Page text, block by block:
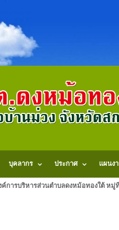
บุคลากร ประกาศ แผนง
ค์การบริหารส่วนตำบลดงหม้อทองใต้ หมู่